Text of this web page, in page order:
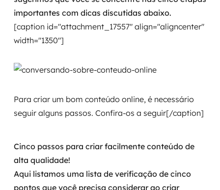
importantes com dicas discutidas abaixo.
[caption id="attachment_17557" align="aligncenter"
width="1350"]
Para criar um bom conteúdo online, é necessário
seguir alguns passos. Confira-os a seguir[/caption]
Cinco passos para criar facilmente conteúdo de
alta qualidade!
Aqui listamos uma lista de verificação de cinco
pontos que você precisa considerar ao criar